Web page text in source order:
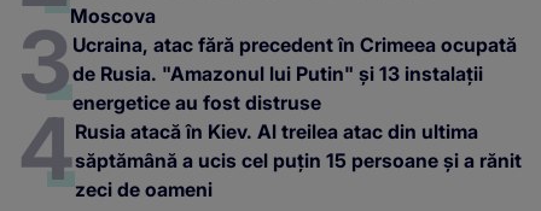
Moscova
Ucraina, atac fără precedent în Crimeea ocupată
de Rusia. "Amazonul lui Putin" și 13 instalații
energetice au fost distruse
Rusia atacă în Kiev. Al treilea atac din ultima
săptămână a ucis cel puțin 15 persoane și a rănit
zeci de oameni